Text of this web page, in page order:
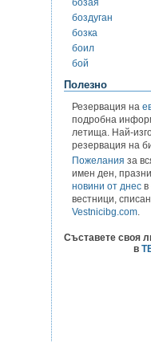
бозая
боздуган
бозка
боил
бой
Полезно
Резервация на
подробна
летища. Най-
резервация на
Пожелания за
имен ден,
новини от днес в
вестници,
Vestnicibg.com.
Съставете своя
в